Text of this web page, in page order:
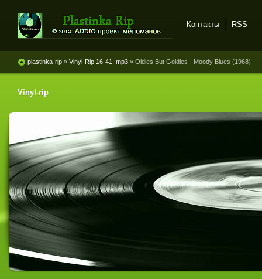
винила и магнитоальбомов
Контакты RSS
plastinka-rip » Vinyl-Rip 16-41, mp3 » Oldies But Goldies - Moody Blues (1968)
Vinyl-rip